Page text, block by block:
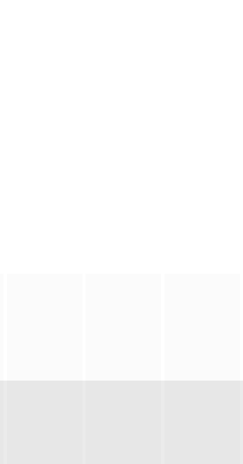
该剧发生在90年
series “The Brokenwood Mysterie” w
地质学家
威胁。过去，记者Helen
大的题材之一——私家侦探故事。第二季迎来洛杉矶标志性私家侦探兼